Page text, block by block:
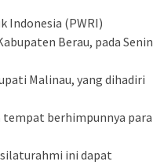
Indonesia (PWRI)
Berau, pada Senin
Malinau, yang dihadiri
tempat berhimpunnya para
ini dapat